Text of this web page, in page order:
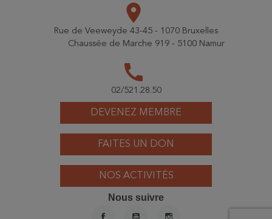
DEVENEZ MEMBRE
FAITES UN DON
NOS ACTIVITÉS
place
Rue de Veeweyde 43-45 - 1070 Bruxelles
Chaussée de Marche 919 - 5100 Namur
call
02/521.28.50
Nous suivre